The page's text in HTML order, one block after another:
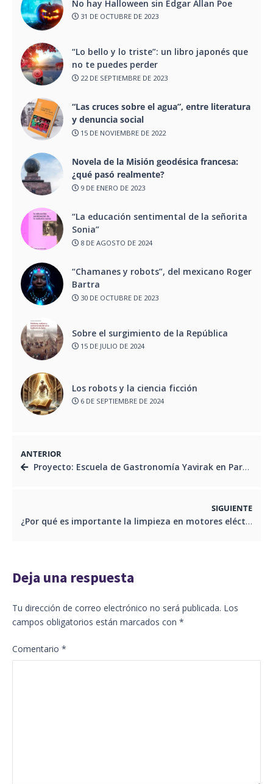
No hay Halloween sin Edgar Allan Poe
31 DE OCTUBRE DE 2023
“Lo bello y lo triste”: un libro japonés que
no te puedes perder
22 DE SEPTIEMBRE DE 2023
“Las cruces sobre el agua”, entre literatura
y denuncia social
15 DE NOVIEMBRE DE 2022
Novela de la Misión geodésica francesa:
¿qué pasó realmente?
9 DE ENERO DE 2023
“La educación sentimental de la señorita
Sonia”
8 DE AGOSTO DE 2024
“Chamanes y robots”, del mexicano Roger
Bartra
30 DE OCTUBRE DE 2023
Sobre el surgimiento de la República
15 DE JULIO DE 2024
Los robots y la ciencia ficción
6 DE SEPTIEMBRE DE 2024
ANTERIOR
Proyecto: Escuela de Gastronomía Yavirak en Parque Bicentenario
SIGUIENTE
¿Por qué es importante la limpieza en motores eléctricos asincrónicos?
Deja una respuesta
Tu dirección de correo electrónico no será publicada. Los
campos obligatorios están marcados con *
Comentario *